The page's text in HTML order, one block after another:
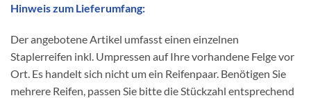
Hinweis zum Lieferumfang:
Der angebotene Artikel umfasst einen einzelnen
Staplerreifen inkl. Umpressen auf Ihre vorhandene Felge vor
Ort. Es handelt sich nicht um ein Reifenpaar. Benötigen Sie
mehrere Reifen, passen Sie bitte die Stückzahl entsprechend